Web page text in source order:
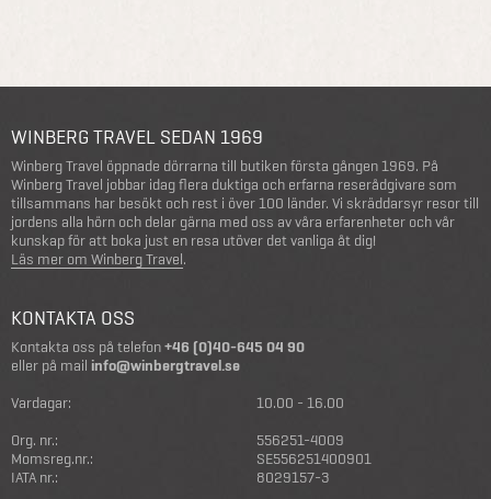
WINBERG TRAVEL SEDAN 1969
Winberg Travel öppnade dörrarna till butiken första gången 1969. På
Winberg Travel jobbar idag flera duktiga och erfarna reserådgivare som
tillsammans har besökt och rest i över 100 länder. Vi skräddarsyr resor till
jordens alla hörn och delar gärna med oss av våra erfarenheter och vår
kunskap för att boka just en resa utöver det vanliga åt dig!
Läs mer om Winberg Travel.
KONTAKTA OSS
Kontakta oss på telefon+46 (0)40-645 04 90
eller på mail info@winbergtravel.se
Vardagar:
10.00 - 16.00
Org. nr.:
556251-4009
Momsreg.nr.:
SE556251400901
IATA nr.:
8029157-3